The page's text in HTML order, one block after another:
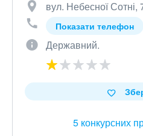
вул. Небесної
Показати телефон
Державний.
5 конкурсних